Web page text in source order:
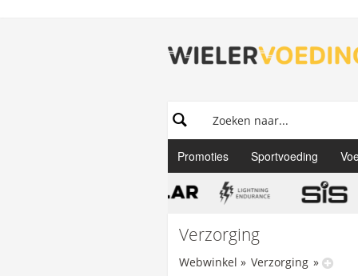
Promoties Sportvoeding
Verzorging
Webwinkel » Verzorging »